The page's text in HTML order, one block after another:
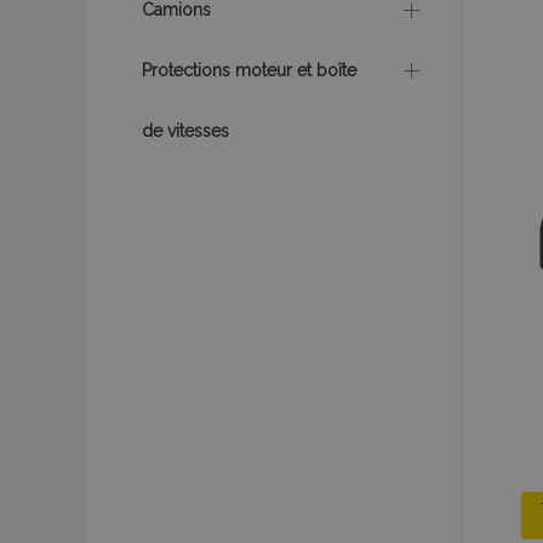
Camions
Protections moteur et boîte
de vitesses
mage-